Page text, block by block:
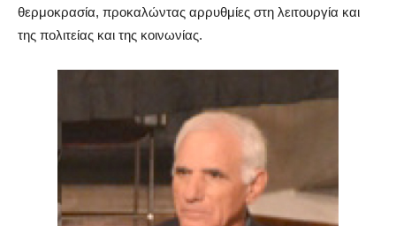
θερμοκρασία, προκαλώντας αρρυθμίες στη λειτουργία και
της πολιτείας και της κοινωνίας.